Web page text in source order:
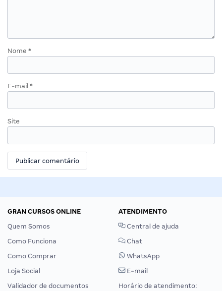
Nome *
E-mail *
Site
GRAN CURSOS ONLINE
Quem Somos
Como Funciona
Como Comprar
Loja Social
Validador de documentos
ATENDIMENTO
Central de ajuda
Chat
WhatsApp
E-mail
Horário de atendimento: